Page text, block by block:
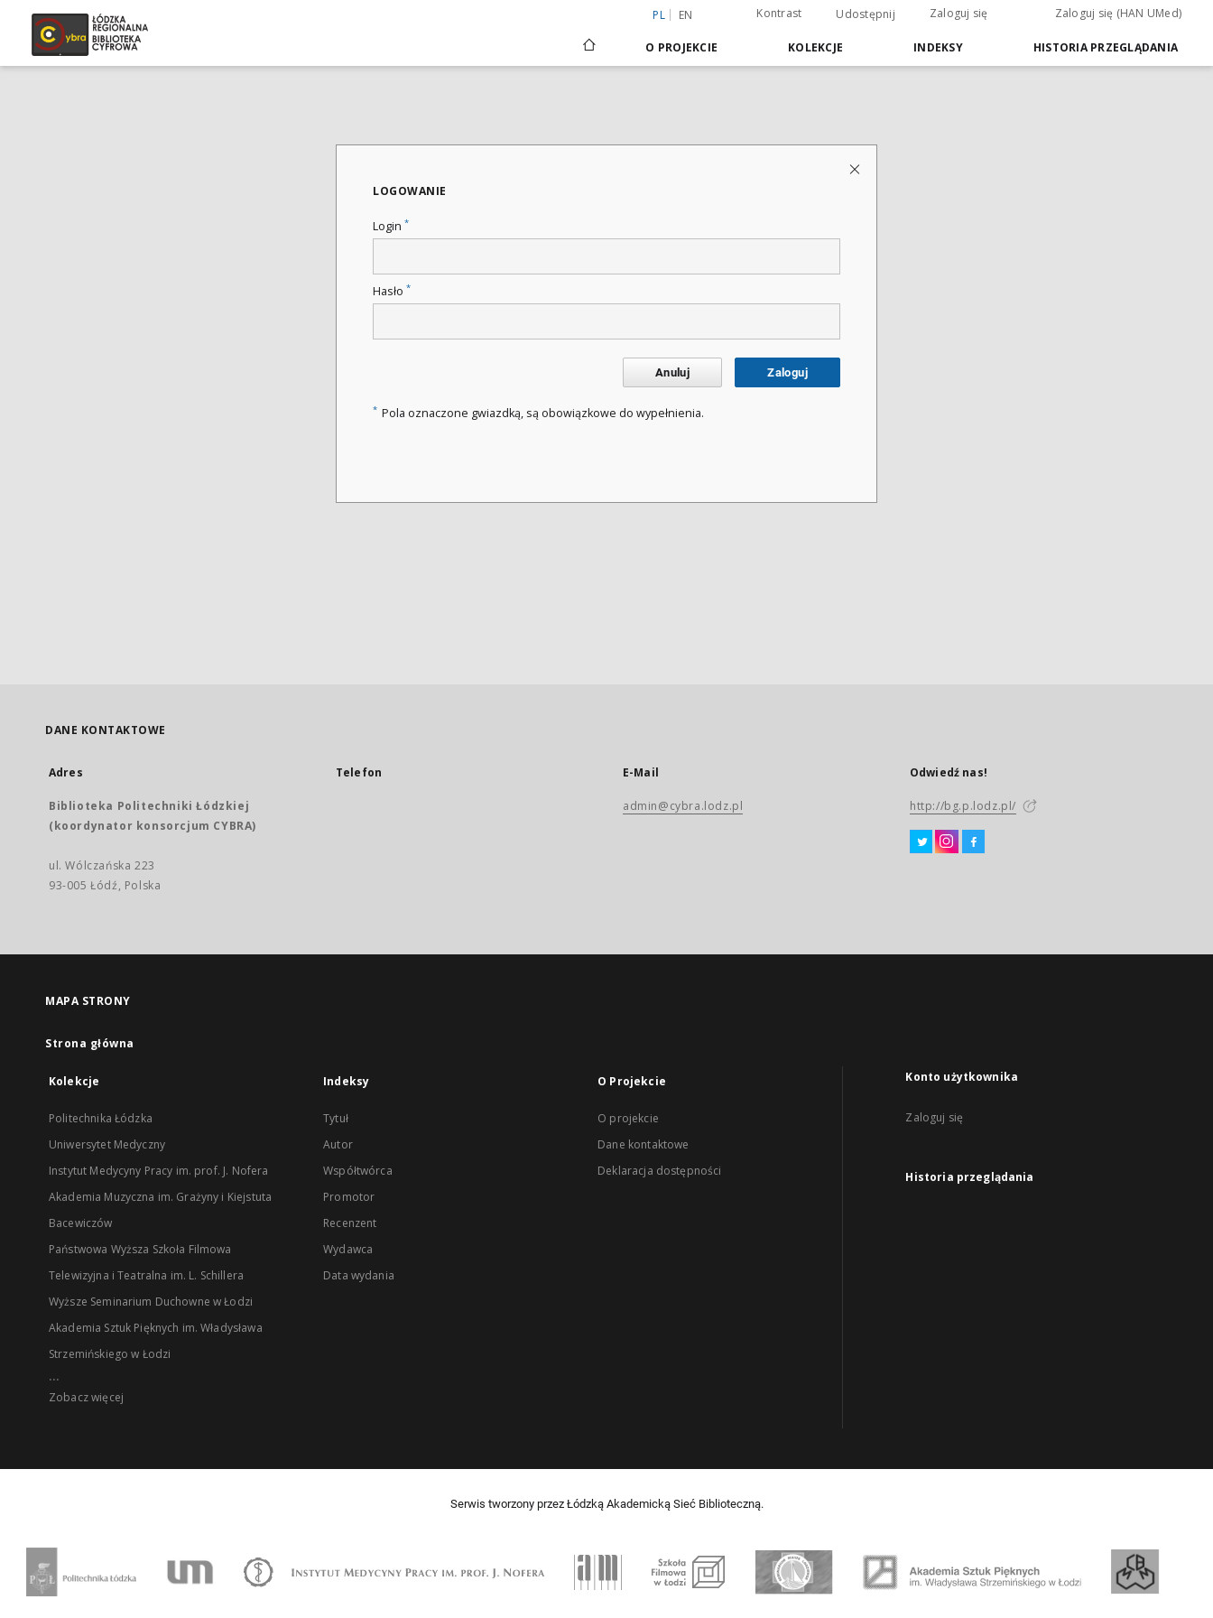
PL EN Kontrast Udostępnij Zaloguj się Zaloguj się (HAN UMed)
O PROJEKCIE KOLEKCJE INDEKSY HISTORIA PRZEGLĄDANIA
LOGOWANIE
Login *
Hasło *
Anuluj Zaloguj
* Pola oznaczone gwiazdką, są obowiązkowe do wypełnienia.
DANE KONTAKTOWE
Adres
Biblioteka Politechniki Łódzkiej
(koordynator konsorcjum CYBRA)
ul. Wólczańska 223
93-005 Łódź, Polska
Telefon E-Mail
admin@cybra.lodz.pl
Odwiedź nas!
http://bg.p.lodz.pl/
MAPA STRONY
Strona główna
Kolekcje
Politechnika Łódzka
Uniwersytet Medyczny
Instytut Medycyny Pracy im. prof. J. Nofera
Akademia Muzyczna im. Grażyny i Kiejstuta
Bacewiczów
Państwowa Wyższa Szkoła Filmowa
Telewizyjna i Teatralna im. L. Schillera
Wyższe Seminarium Duchowne w Łodzi
Akademia Sztuk Pięknych im. Władysława
Strzemińskiego w Łodzi
...
Zobacz więcej
Indeksy
Tytuł
Autor
Współtwórca
Promotor
Recenzent
Wydawca
Data wydania
O Projekcie
O projekcie
Dane kontaktowe
Deklaracja dostępności
Konto użytkownika
Zaloguj się
Historia przeglądania
Serwis tworzony przez Łódzką Akademicką Sieć Biblioteczną.